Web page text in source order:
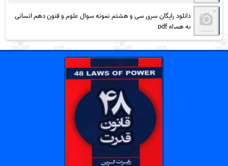
دانلود رایگان سری سی و هشتم نمونه سوال علوم و فنون دهم انسانی
به همراه pdf